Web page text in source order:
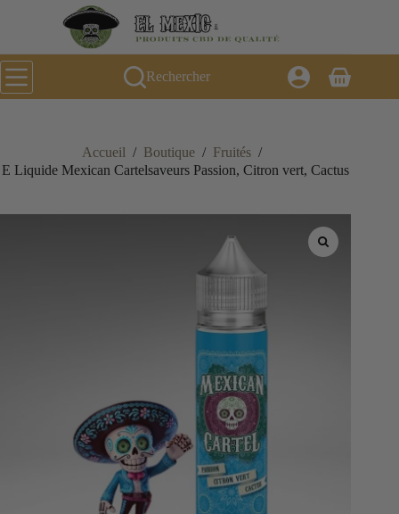
Rechercher
Panier
d’achat
Accueil / Boutique / Fruités /
E Liquide Mexican Cartelsaveurs Passion, Citron vert, Cactus